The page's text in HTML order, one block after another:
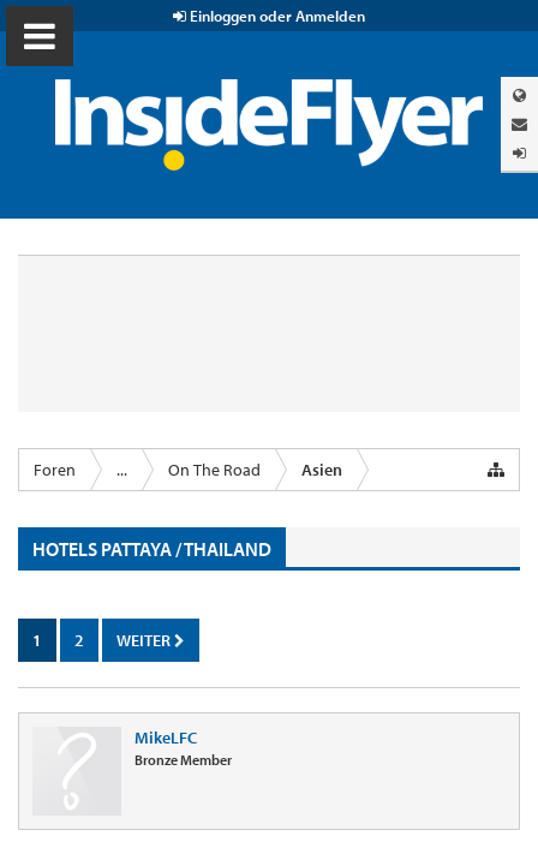
Einloggen oder Anmelden
Foren ... On The Road Asien
HOTELS PATTAYA / THAILAND
1 2 WEITER
MikeLFC
Bronze Member